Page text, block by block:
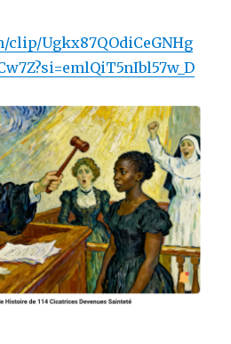
clip/Ugkx87QOdiCeGNHg